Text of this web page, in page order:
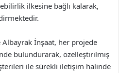
ilkesine bağlı kalarak,
Albayrak İnşaat, her projede
bulundurarak, özelleştirilmiş
ile sürekli iletişim halinde